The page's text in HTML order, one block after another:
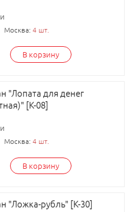
Москва: 4 шт.
В корзину
"Лопата для денег
[К-08]
Москва: 4 шт.
В корзину
"Ложка-рубль" [К-30]